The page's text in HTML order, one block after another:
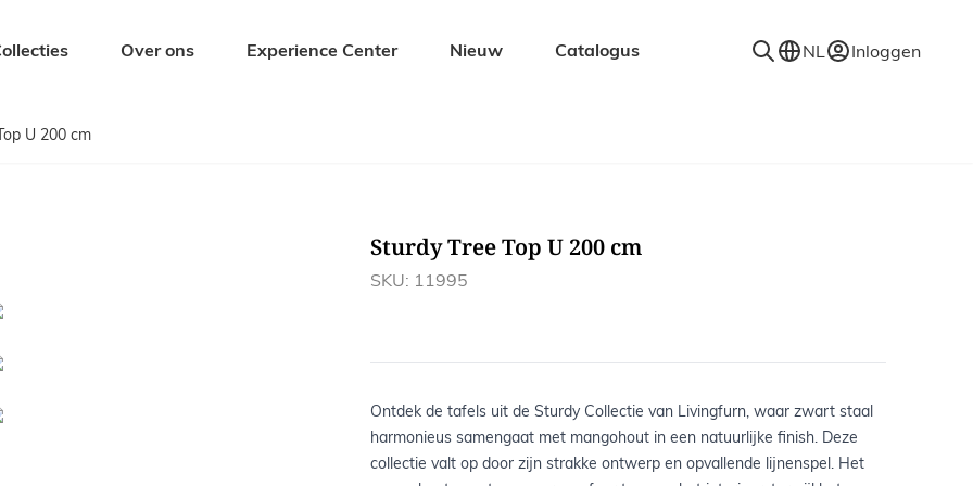
Tuinstoelen
Ligbedden
Spiegels
Over ons Experience Center Nieuw Catalogus NL Inloggen
U 200 cm
Sturdy Tree Top U 200 cm
SKU: 11995
Ontdek de tafels uit de Sturdy Collectie van Livingfurn, waar zwart staal
harmonieus samengaat met mangohout in een natuurlijke finish. Deze
collectie valt op door zijn strakke ontwerp en opvallende lijnenspel. Het